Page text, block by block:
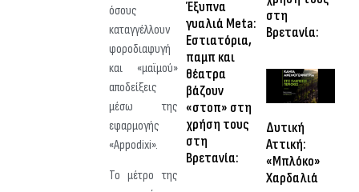
όσους
καταγγέλλουν
φοροδιαφυγή
και «μαϊμού»
αποδείξεις
μέσω της
εφαρμογής
«Appodixi».
Το μέτρο της
Έξυπνα
γυαλιά Meta:
Εστιατόρια,
παμπ και
θέατρα
βάζουν
«στοπ» στη
χρήση τους
στη
Βρετανία:
στη
Βρετανία:
Δυτική
Αττική:
«Μπλόκο»
Χαρδαλιά